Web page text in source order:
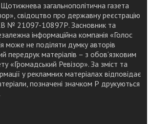
Щотижнева загальнополітична газета
свідоцтво про державну реєстрацію
№ 21097-10897Р. Засновник та
інформаційна компанія «Голос
може не поділяти думку авторів
передрук матеріалів – з обов’язковим
«Громадський Ревізор». За зміст та
у рекламних матеріалах відповідає
позначені значком Р друкуються